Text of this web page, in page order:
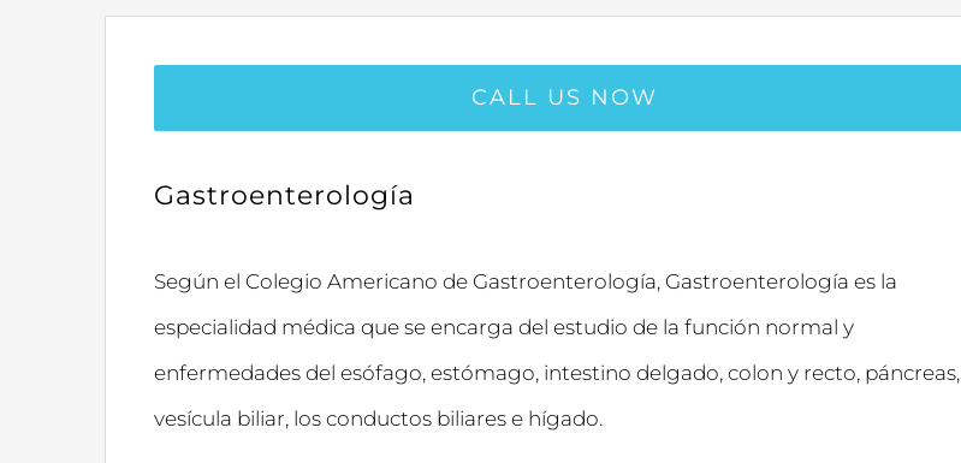
CALL US NOW
Gastroenterología
Según el Colegio Americano de Gastroenterología, Gastroenterología es la
especialidad médica que se encarga del estudio de la función normal y
enfermedades del esófago, estómago, intestino delgado, colon y recto, páncreas,
vesícula biliar, los conductos biliares e hígado.